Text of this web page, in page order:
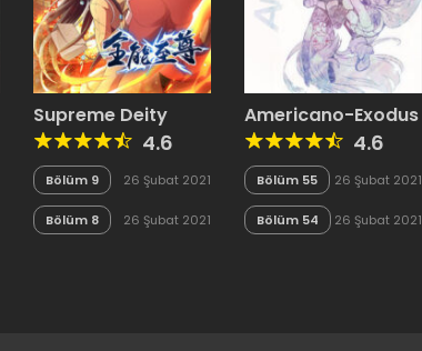
Supreme Deity
4.6
Bölüm 9 26 Şubat 2021
Bölüm 8 26 Şubat 2021
Americano-Exodus
4.6
Bölüm 55 26 Şubat 2021
Bölüm 54 26 Şubat 2021